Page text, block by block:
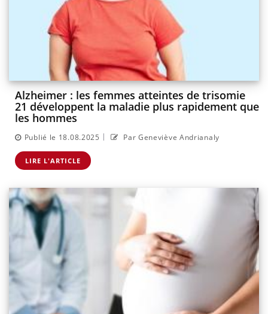
Alzheimer : les femmes atteintes de trisomie
21 développent la maladie plus rapidement que
les hommes
Publié le 18.08.2025 | Par Geneviève Andrianaly
LIRE L'ARTICLE